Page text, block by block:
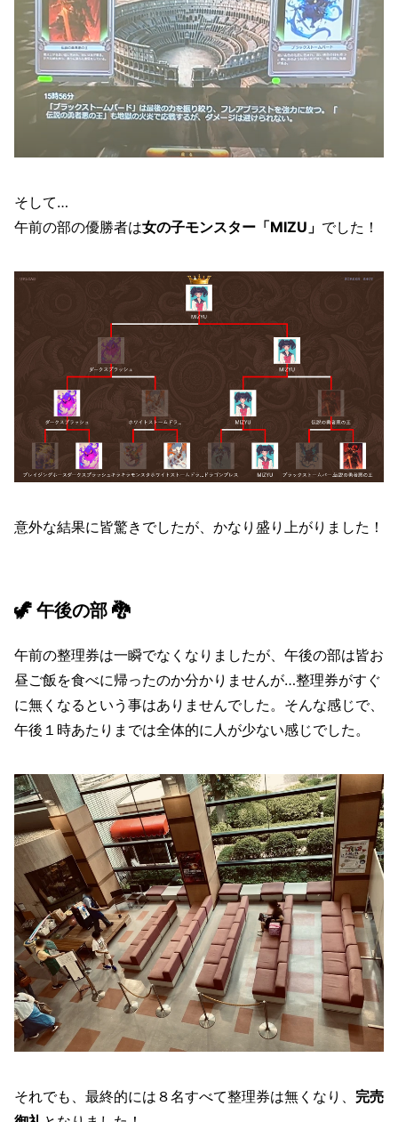
そして…
午前の部の優勝者は女の子モンスター「MIZU」 でした！
意外な結果に皆驚きでしたが、かなり盛り上がりました！
🦖 午後の部 🐉
午前の整理券は一瞬でなくなりましたが、午後の部は皆お
昼ご飯を食べに帰ったのか分かりませんが…整理券がすぐ
に無くなるという事はありませんでした。そんな感じで、
午後１時あたりまでは全体的に人が少ない感じでした。
それでも、最終的には８名すべて整理券は無くなり、 完売